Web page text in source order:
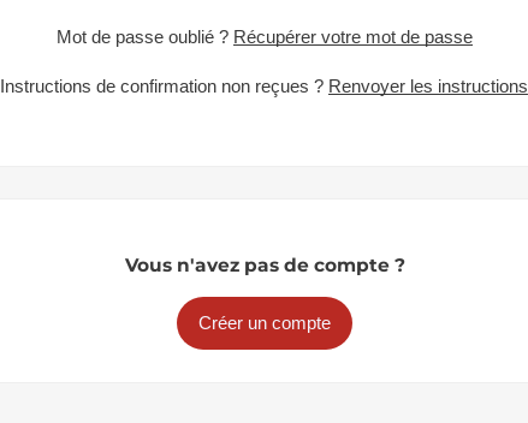
Mot de passe oublié ? Récupérer votre mot de passe
Instructions de confirmation non reçues ? Renvoyer les instructions
Vous n'avez pas de compte ?
Créer un compte